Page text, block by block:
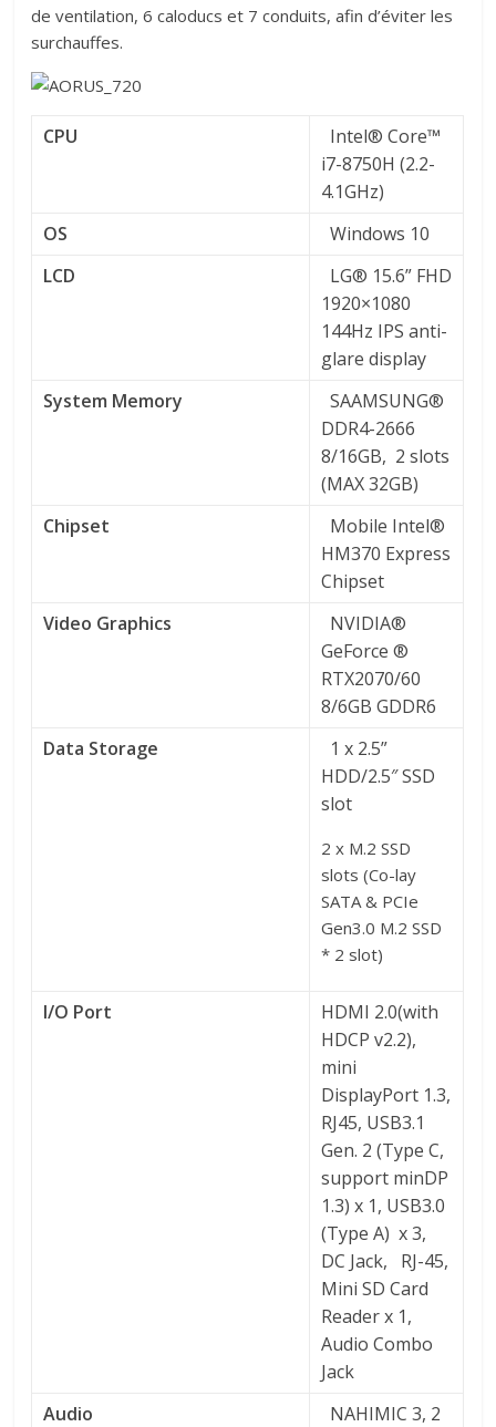
de ventilation, 6 caloducs et 7 conduits, afin d’éviter les
surchauffes.
CPU
Intel® Core™
i7-8750H (2.2-
4.1GHz)
OS
Windows 10
LCD
LG® 15.6” FHD
1920×1080
144Hz IPS anti-
glare display
System Memory
SAAMSUNG®
DDR4-2666
8/16GB, 2 slots
(MAX 32GB)
Chipset
Mobile Intel®
HM370 Express
Chipset
Video Graphics
NVIDIA®
GeForce ®
RTX2070/60
8/6GB GDDR6
Data Storage
1 x 2.5”
HDD/2.5″ SSD
slot
2 x M.2 SSD
slots (Co-lay
SATA & PCIe
Gen3.0 M.2 SSD
* 2 slot)
I/O Port
HDMI 2.0(with
HDCP v2.2),
mini
DisplayPort 1.3,
RJ45, USB3.1
Gen. 2 (Type C,
support minDP
1.3) x 1, USB3.0
(Type A) x 3,
DC Jack, RJ-45,
Mini SD Card
Reader x 1,
Audio Combo
Jack
Audio
NAHIMIC 3, 2